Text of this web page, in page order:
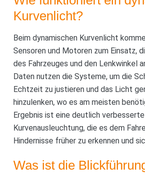
Kurvenlicht?
Beim dynamischen Kurvenlicht
Sensoren und Motoren zum Einsatz,
des Fahrzeuges und den Lenkwinkel
Daten nutzen die Systeme, um die
Echtzeit zu justieren und das Licht
hinzulenken, wo es am meisten
Ergebnis ist eine deutlich verbesserte
Kurvenausleuchtung, die es dem
Hindernisse früher zu erkennen und
Was ist die